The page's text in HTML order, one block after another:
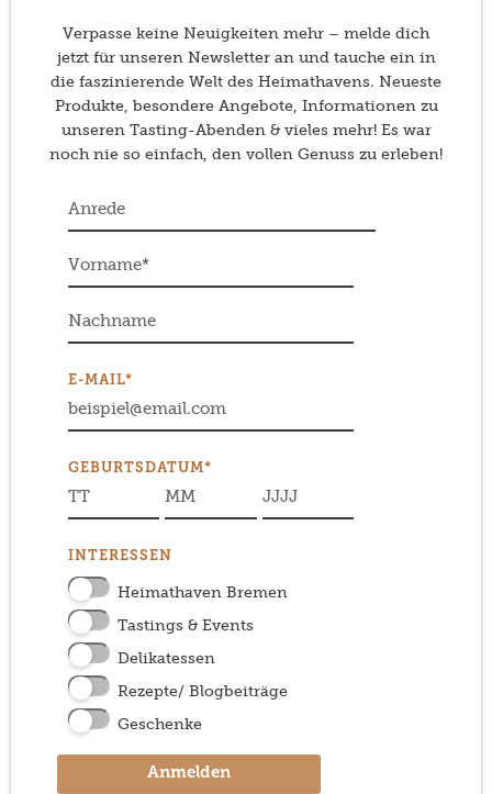
Verpasse keine Neuigkeiten mehr – melde dich
jetzt für unseren Newsletter an und tauche ein in
die faszinierende Welt des Heimathavens. Neueste
Produkte, besondere Angebote, Informationen zu
unseren Tasting-Abenden & vieles mehr! Es war
noch nie so einfach, den vollen Genuss zu erleben!
E-MAIL*
GEBURTSDATUM*
INTERESSEN
Heimathaven Bremen
Tastings & Events
Delikatessen
Rezepte/ Blogbeiträge
Geschenke
Anmelden